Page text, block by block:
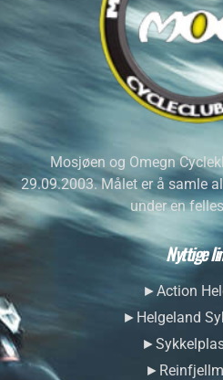
Mosjøen og Omegn
29.09.2003. Målet er å samle
under en
Nyttige
►Action
►Helgeland